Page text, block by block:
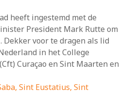
heeft ingestemd met de
President Mark Rutte om
Dekker voor te dragen als lid
in het College
Curaçao en Sint Maarten en
Sint Eustatius, Sint